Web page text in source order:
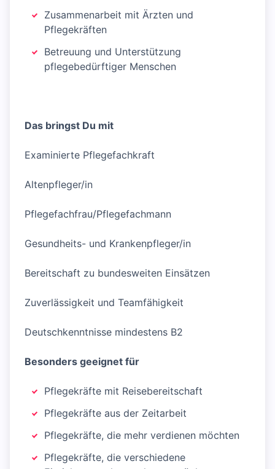
Zusammenarbeit mit Ärzten und
Pflegekräften
Betreuung und Unterstützung
pflegebedürftiger Menschen
Das bringst Du mit
Examinierte Pflegefachkraft
Altenpfleger/in
Pflegefachfrau/Pflegefachmann
Gesundheits- und Krankenpfleger/in
Bereitschaft zu bundesweiten Einsätzen
Zuverlässigkeit und Teamfähigkeit
Deutschkenntnisse mindestens B2
Besonders geeignet für
Pflegekräfte mit Reisebereitschaft
Pflegekräfte aus der Zeitarbeit
Pflegekräfte, die mehr verdienen möchten
Pflegekräfte, die verschiedene